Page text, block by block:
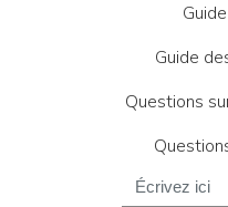
Guide
Questions